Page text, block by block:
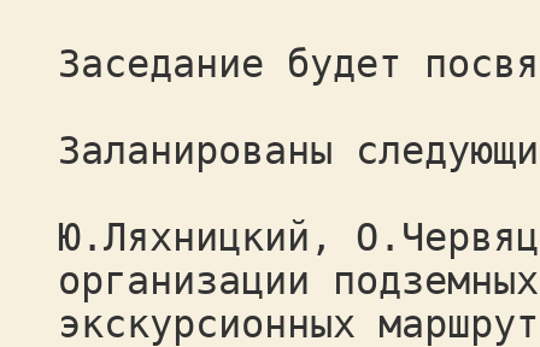
Заседание будет
Заланированы
Ю.Ляхницкий,
организации подземных
экскурсионных